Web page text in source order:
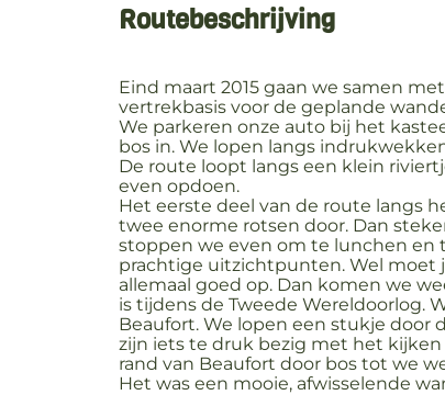
Routebeschrijving
Eind maart 2015 gaan we samen
vertrekbasis voor de geplande
We parkeren onze auto bij het
bos in. We lopen langs
De route loopt langs een klein
even opdoen.
Het eerste deel van de route langs
twee enorme rotsen door. Dan
stoppen we even om te lunchen en
prachtige uitzichtpunten. Wel moet
allemaal goed op. Dan komen we
is tijdens de Tweede Wereldoorlog.
Beaufort. We lopen een stukje door
zijn iets te druk bezig met het kijken
rand van Beaufort door bos tot we
Het was een mooie, afwisselende